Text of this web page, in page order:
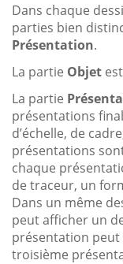
Dans chaque
parties bien
Présentation.
La partie Objet
La partie
présentations
d’échelle, de
présentations
chaque
de traceur, un
Dans un même
peut afficher un
présentation
troisième